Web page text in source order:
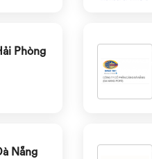
Phòng
Nẵng